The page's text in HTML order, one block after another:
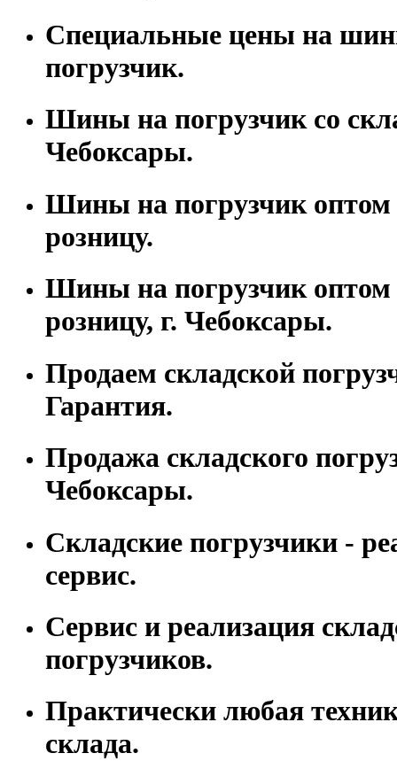
Специальные цены на
погрузчик.
Шины на погрузчик со
Чебоксары.
Шины на погрузчик оптом
розницу.
Шины на погрузчик оптом
розницу, г. Чебоксары.
Продаем складской
Гарантия.
Продажа складского
Чебоксары.
Складские погрузчики -
сервис.
Сервис и реализация
погрузчиков.
Практически любая
склада.